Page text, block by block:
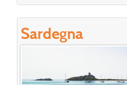
Sardegna